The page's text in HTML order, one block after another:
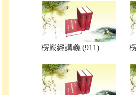
楞嚴經講義 (911)